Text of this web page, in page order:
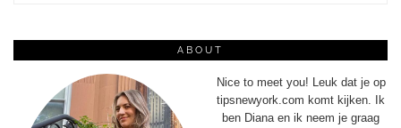
ABOUT
Nice to meet you! Leuk dat je op
tipsnewyork.com komt kijken. Ik
ben Diana en ik neem je graag